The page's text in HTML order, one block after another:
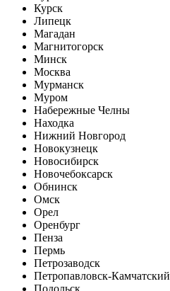
Курск
Липецк
Магадан
Магнитогорск
Минск
Москва
Мурманск
Муром
Набережные Челны
Находка
Нижний Новгород
Новокузнецк
Новосибирск
Новочебоксарск
Обнинск
Омск
Орел
Оренбург
Пенза
Пермь
Петрозаводск
Петропавловск-Камчатский